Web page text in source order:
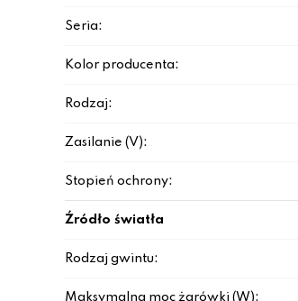
Seria:
Kolor producenta:
Rodzaj:
Zasilanie (V):
Stopień ochrony:
Źródło światła
Rodzaj gwintu:
Maksymalna moc żarówki (W):